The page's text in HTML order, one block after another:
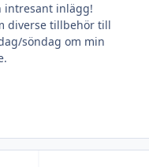
intresant inlägg!
diverse tillbehör till
söndag om min